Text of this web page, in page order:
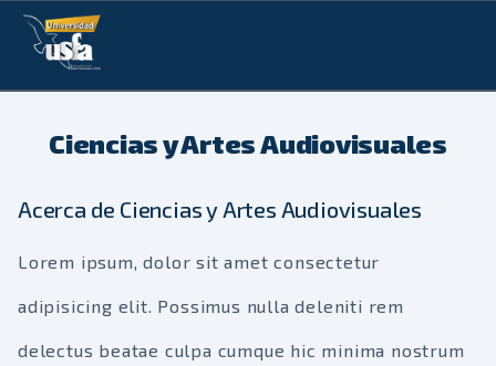
Ciencias y Artes Audiovisuales
Acerca de Ciencias y Artes Audiovisuales
Lorem ipsum, dolor sit amet consectetur
adipisicing elit. Possimus nulla deleniti rem
delectus beatae culpa cumque hic minima nostrum